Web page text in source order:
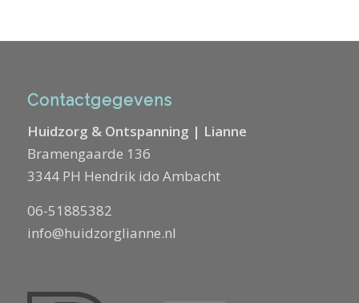
Contactgegevens
Huidzorg & Ontspanning | Lianne
Bramengaarde 136
3344 PH Hendrik ido Ambacht
06-51885382
info@huidzorglianne.nl